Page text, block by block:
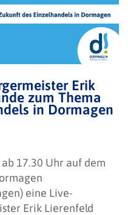
Erik
zum Thema
in Dormagen
17.30 Uhr auf dem
eine Live-
Erik Lierenfeld